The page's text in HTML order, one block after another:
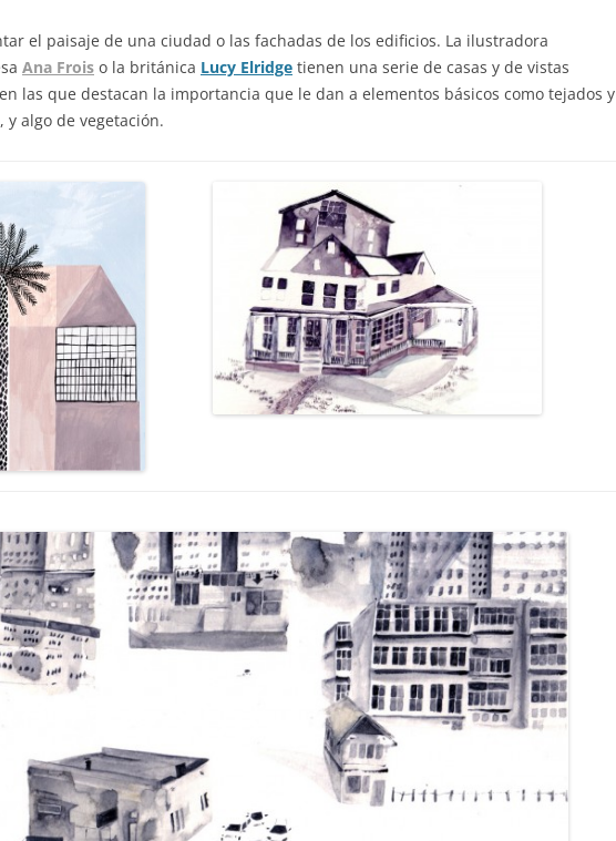
el paisaje de una ciudad o las fachadas de los edificios. La ilustradora
Ana Frois o la británica Lucy Elridge tienen una serie de casas y de vistas
las que destacan la importancia que le dan a elementos básicos como tejados y
y algo de vegetación.